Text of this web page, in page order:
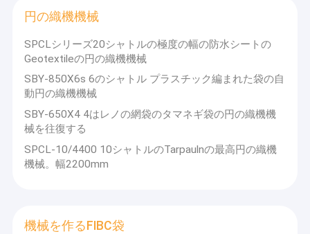
円の織機機械
SPCLシリーズ20シャトルの極度の幅の防水シートの
Geotextileの円の織機機械
SBY-850X6s 6のシャトル プラスチック編まれた袋の自
動円の織機機械
SBY-650X4 4はレノの網袋のタマネギ袋の円の織機機
械を往復する
SPCL-10/4400 10シャトルのTarpaulnの最高円の織機
機械。幅2200mm
機械を作るFIBC袋